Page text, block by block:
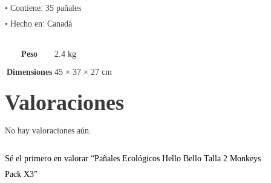
• Contiene: 35 pañales
• Hecho en: Canadá
Peso
2.4 kg
Dimensiones 45 × 37 × 27 cm
Valoraciones
No hay valoraciones aún.
Sé el primero en valorar “Pañales Ecológicos Hello Bello Talla 2 Monkeys
Pack X3”